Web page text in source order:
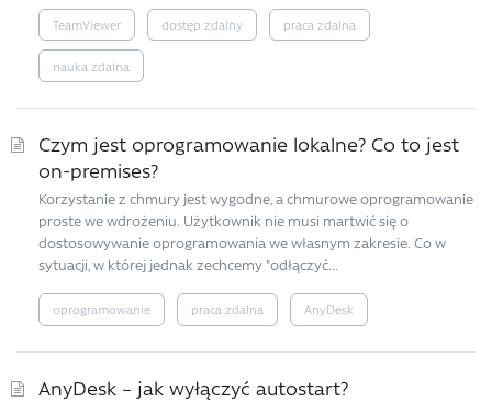
TeamViewer dostęp zdalny praca zdalna
nauka zdalna
Czym jest oprogramowanie lokalne? Co to jest
on-premises?
Korzystanie z chmury jest wygodne, a chmurowe oprogramowanie
proste we wdrożeniu. Użytkownik nie musi martwić się o
dostosowywanie oprogramowania we własnym zakresie. Co w
sytuacji, w której jednak zechcemy "odłączyć...
oprogramowanie praca zdalna AnyDesk
AnyDesk – jak wyłączyć autostart?